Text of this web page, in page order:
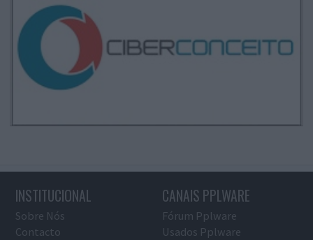
INSTITUCIONAL
Sobre Nós
Contacto
CANAIS PPLWARE
Fórum Pplware
Usados Pplware